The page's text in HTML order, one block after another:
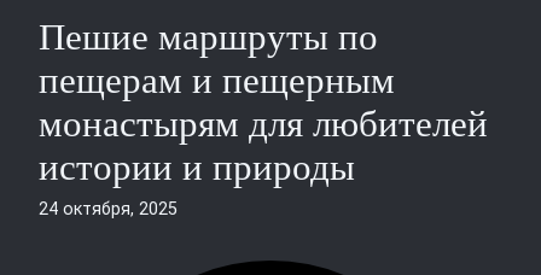
Пешие маршруты по
пещерам и пещерным
монастырям для любителей
истории и природы
24 октября, 2025